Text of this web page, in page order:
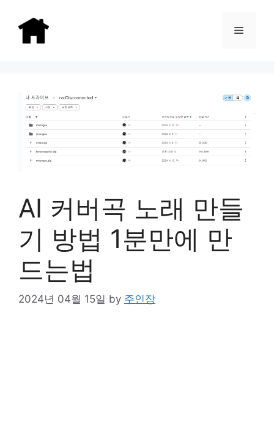
content
Menu
AI 커버곡 노래 만들
기 방법 1분만에 만
드는법
2024년 04월 15일 by 주인장